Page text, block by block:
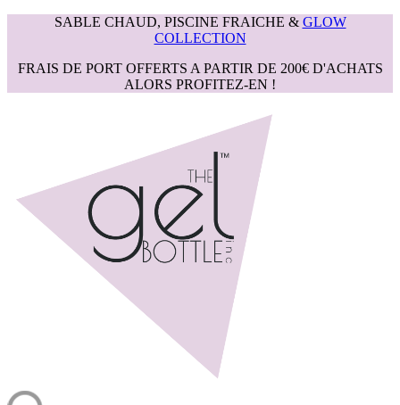
SABLE CHAUD, PISCINE FRAICHE & GLOW
COLLECTION
FRAIS DE PORT OFFERTS A PARTIR DE 200€ D'ACHATS
ALORS PROFITEZ-EN !